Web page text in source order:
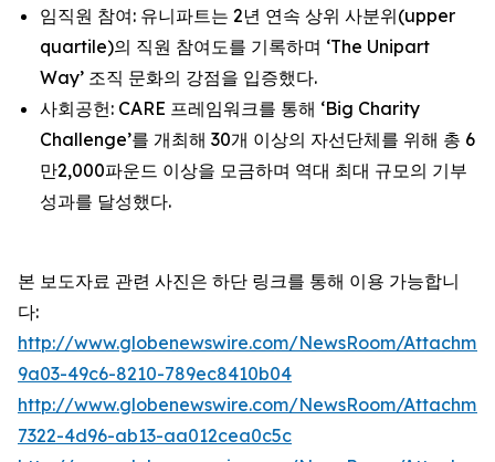
임직원 참여: 유니파트는 2년 연속 상위 사분위(upper
quartile)의 직원 참여도를 기록하며 ‘The Unipart
Way’ 조직 문화의 강점을 입증했다.
사회공헌: CARE 프레임워크를 통해 ‘Big Charity
Challenge’를 개최해 30개 이상의 자선단체를 위해 총 6
만2,000파운드 이상을 모금하며 역대 최대 규모의 기부
성과를 달성했다.
본 보도자료 관련 사진은 하단 링크를 통해 이용 가능합니
다:
http://www.globenewswire.com/NewsRoom/
9a03-49c6-8210-789ec8410b04
http://www.globenewswire.com/NewsRoom/
7322-4d96-ab13-aa012cea0c5c